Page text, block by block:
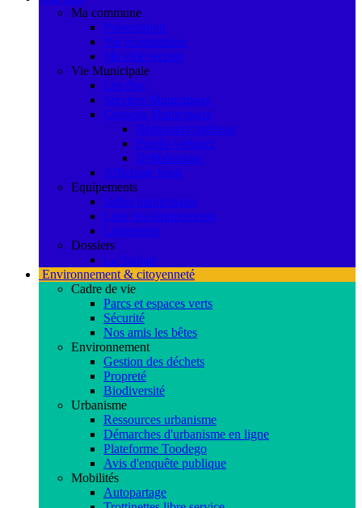
Ma commune
Présentation
Vie économique
Ma ville recrute
Vie Municipale
Les élus
Services Municipaux
Conseils Municipaux
Règlement intérieur
Procès-verbaux
Délibérations
Affichage légal
Equipements
Salles municipales
Liste des équipements
Logements
Dossiers
La Saulaie
Environnement & citoyenneté
Cadre de vie
Parcs et espaces verts
Sécurité
Nos amis les bêtes
Environnement
Gestion des déchets
Propreté
Biodiversité
Urbanisme
Ressources urbanisme
Démarches d'urbanisme en ligne
Plateforme Toodego
Avis d'enquête publique
Mobilités
Autopartage